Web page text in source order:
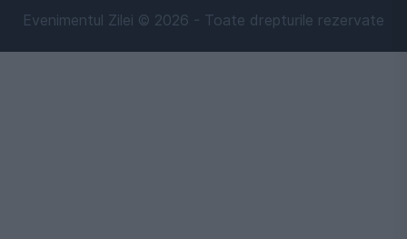
Evenimentul Zilei © 2026 - Toate drepturile rezervate